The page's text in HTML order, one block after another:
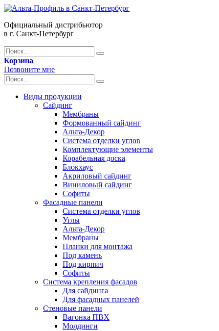
Официальный дистрибьютор
в г. Санкт-Петербург
Корзина
Позвоните мне
Виды продукции
Сайдинг
Мембраны
Формованный сайдинг
Альта-Декор
Система отделки углов
Комплектующие элементы
Корабельная доска
Блокхаус
Акриловый сайдинг
Виниловый сайдинг
Софиты
Фасадные панели
Система отделки углов
Углы
Альта-Декор
Мембраны
Планки для монтажа
Под камень
Под кирпич
Софиты
Система крепления фасадов
Для сайдинга
Для фасадных панелей
Стеновые панели
Вагонка ПВХ
Молдинги